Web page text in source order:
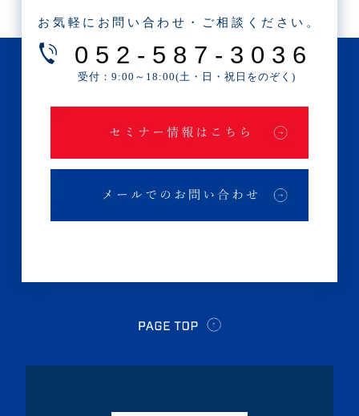
・2025年4月(1記事)
・2025年2月(3記事)
・2025年1月(1記事)
お気軽にお問い合わせ・ご相談ください。
052-587-3036
受付：9:00～18:00(土・日・祝日をのぞく)